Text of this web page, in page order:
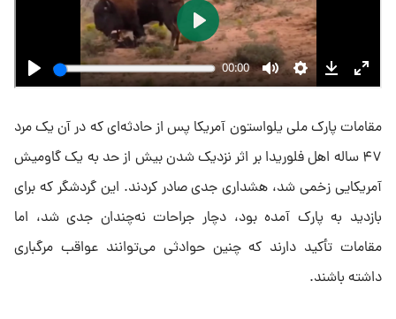
مقامات پارک ملی یلواستون آمریکا پس از حادثه‌ای که در آن یک مرد
۴۷ ساله اهل فلوریدا بر اثر نزدیک شدن بیش از حد به یک گاومیش
آمریکایی زخمی شد، هشداری جدی صادر کردند. این گردشگر که برای
بازدید به پارک آمده بود، دچار جراحات نه‌چندان جدی شد، اما
مقامات تأکید دارند که چنین حوادثی می‌توانند عواقب مرگباری
داشته باشند.